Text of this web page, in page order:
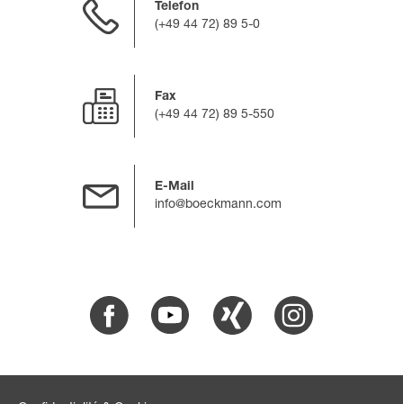
Telefon
(+49 44 72) 89 5-0
Fax
(+49 44 72) 89 5-550
E-Mail
info@boeckmann.com
Facebook Youtube Xing Instagram